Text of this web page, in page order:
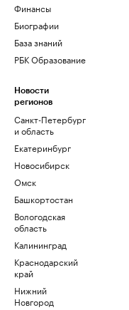
Финансы
Биографии
База знаний
РБК Образование
Новости
регионов
Санкт-Петербург
и область
Екатеринбург
Новосибирск
Омск
Башкортостан
Вологодская
область
Калининград
Краснодарский
край
Нижний
Новгород